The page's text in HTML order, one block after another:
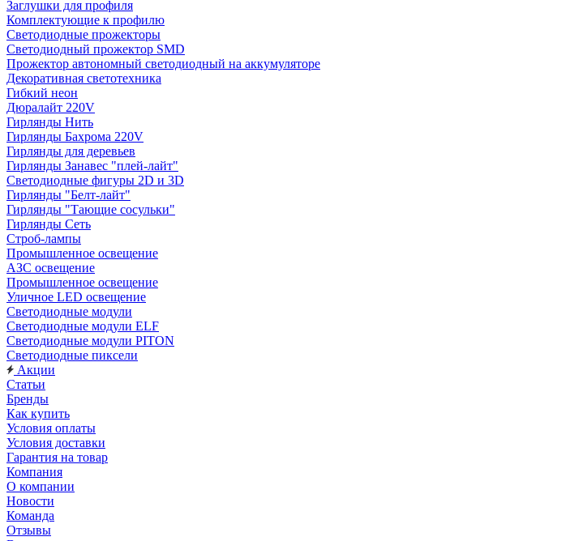
Заглушки для профиля
Комплектующие к профилю
Светодиодные прожекторы
Светодиодный прожектор SMD
Прожектор автономный светодиодный на аккумуляторе
Декоративная светотехника
Гибкий неон
Дюралайт 220V
Гирлянды Нить
Гирлянды Бахрома 220V
Гирлянды для деревьев
Гирлянды Занавес "плей-лайт"
Светодиодные фигуры 2D и 3D
Гирлянды "Белт-лайт"
Гирлянды "Тающие сосульки"
Гирлянды Сеть
Строб-лампы
Промышленное освещение
АЗС освещение
Промышленное освещение
Уличное LED освещение
Светодиодные модули
Светодиодные модули ELF
Светодиодные модули PITON
Светодиодные пиксели
Акции
Статьи
Бренды
Как купить
Условия оплаты
Условия доставки
Гарантия на товар
Компания
О компании
Новости
Команда
Отзывы